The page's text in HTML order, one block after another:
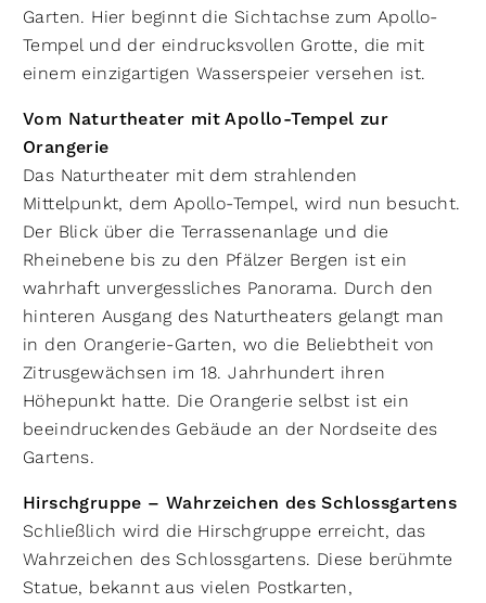
Garten. Hier beginnt die Sichtachse zum Apollo-
Tempel und der eindrucksvollen Grotte, die mit
einem einzigartigen Wasserspeier versehen ist.
Vom Naturtheater mit Apollo-Tempel zur
Orangerie
Das Naturtheater mit dem strahlenden
Mittelpunkt, dem Apollo-Tempel, wird nun besucht.
Der Blick über die Terrassenanlage und die
Rheinebene bis zu den Pfälzer Bergen ist ein
wahrhaft unvergessliches Panorama. Durch den
hinteren Ausgang des Naturtheaters gelangt man
in den Orangerie-Garten, wo die Beliebtheit von
Zitrusgewächsen im 18. Jahrhundert ihren
Höhepunkt hatte. Die Orangerie selbst ist ein
beeindruckendes Gebäude an der Nordseite des
Gartens.
Hirschgruppe – Wahrzeichen des Schlossgartens
Schließlich wird die Hirschgruppe erreicht, das
Wahrzeichen des Schlossgartens. Diese berühmte
Statue, bekannt aus vielen Postkarten,